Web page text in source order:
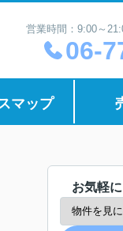
営業時間：9:00～
06-
マップ
お気軽